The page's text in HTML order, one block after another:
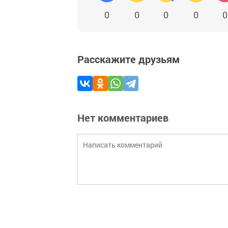
0 0 0 0 0
Расскажите друзьям
Нет комментариев